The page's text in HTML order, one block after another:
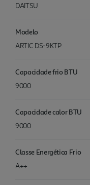
DAITSU
Modelo
ARTIC DS-9KTP
Capacidade frio BTU
9000
Capacidade calor BTU
9000
Classe Energética Frio
A++